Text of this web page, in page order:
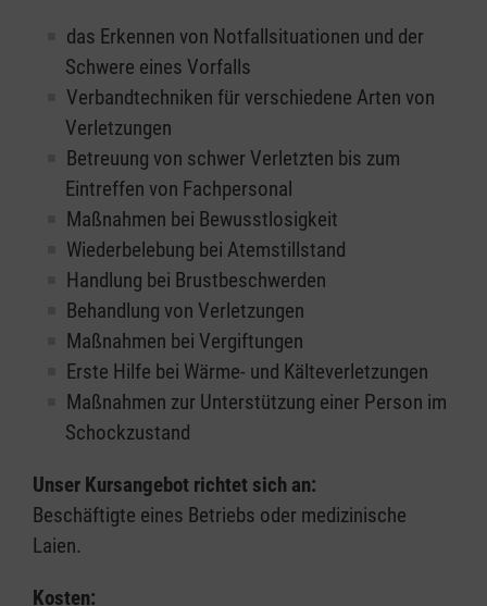
das Erkennen von Notfallsituationen und der
Schwere eines Vorfalls
Verbandtechniken für verschiedene Arten von
Verletzungen
Betreuung von schwer Verletzten bis zum
Eintreffen von Fachpersonal
Maßnahmen bei Bewusstlosigkeit
Wiederbelebung bei Atemstillstand
Handlung bei Brustbeschwerden
Behandlung von Verletzungen
Maßnahmen bei Vergiftungen
Erste Hilfe bei Wärme- und Kälteverletzungen
Maßnahmen zur Unterstützung einer Person im
Schockzustand
Unser Kursangebot richtet sich an:
Beschäftigte eines Betriebs oder medizinische
Laien.
Kosten: